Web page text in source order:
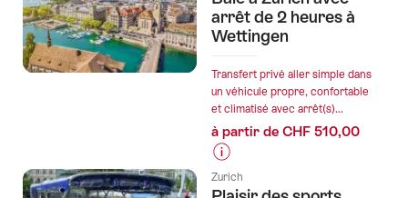
prix
de
"Chauffeur
privé
anglophone
porte-
à-
porte
de
arrêt de 2 heures à
Wettingen
Transfert privé aller simple dans
un véhicule propre, confortable
et climatisé avec arrêt(s)...
à partir de CHF 510,00
Informations
sur
Zurich